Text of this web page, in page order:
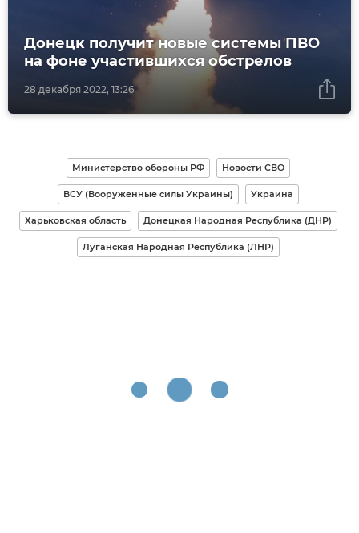
28 декабря 2022, 13:26
Донецк получит новые системы ПВО
на фоне участившихся обстрелов
Министерство обороны РФ Новости СВО
ВСУ (Вооруженные силы Украины) Украина
Харьковская область Донецкая Народная Республика (ДНР)
Луганская Народная Республика (ЛНР)